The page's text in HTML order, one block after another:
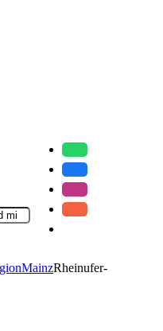
MainzRheinufer-